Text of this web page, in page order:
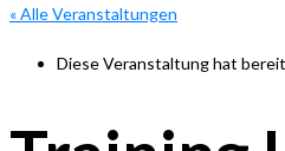
« Alle Veranstaltungen
Diese Veranstaltung hat